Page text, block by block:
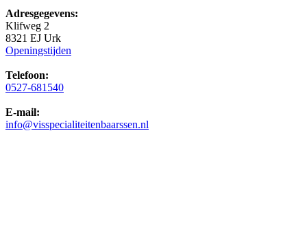
Adresgegevens:
Klifweg 2
8321 EJ Urk
Openingstijden
Telefoon:
0527-681540
E-mail:
info@visspecialiteitenbaarssen.nl